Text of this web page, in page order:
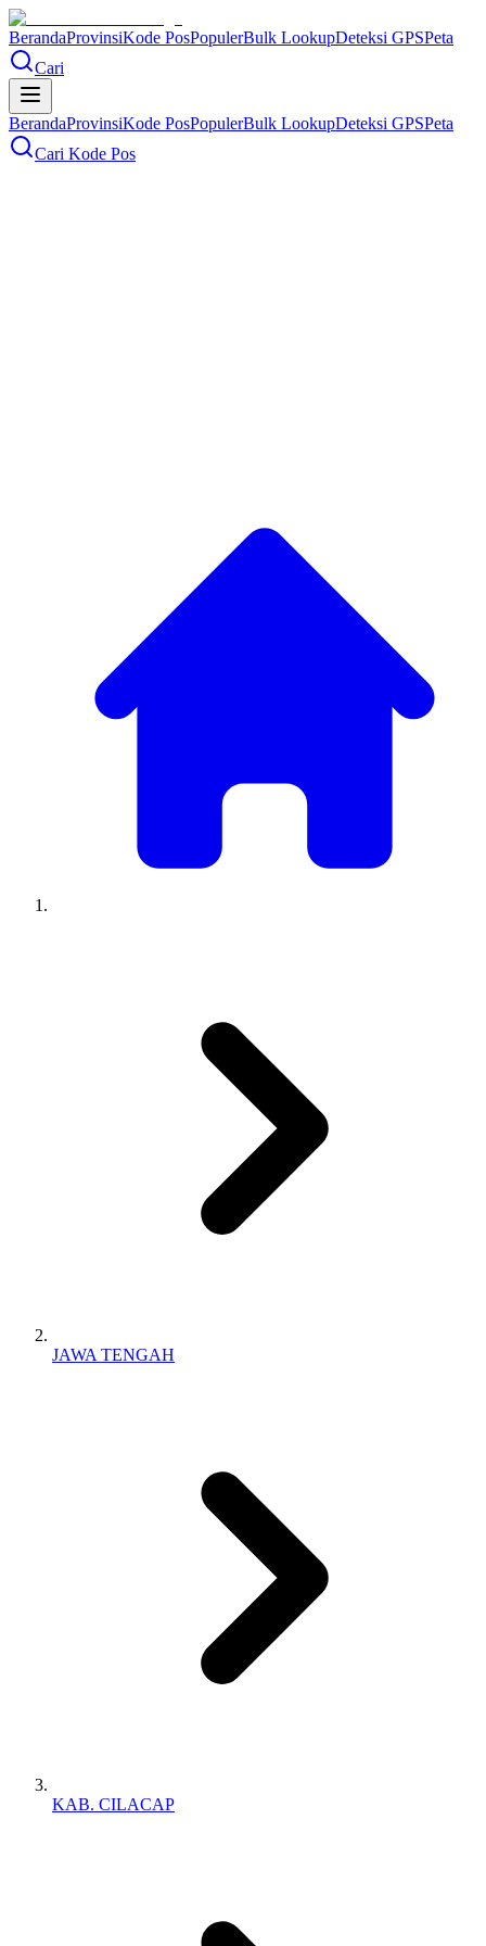
BerandaProvinsiKode PosPopulerBulk LookupDeteksi GPSPeta
Cari
BerandaProvinsiKode PosPopulerBulk LookupDeteksi GPSPeta
Cari Kode Pos
JAWA TENGAH
KAB. CILACAP